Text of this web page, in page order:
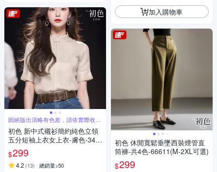
因絕版出清略有色差，請依實際收到
商品為主
初色 新中式襯衫簡約純色立領
五分短袖上衣女上衣-膚色-346
19(M-2XL可選)
$299
4.2 (13) 總銷量>50
加入購物車
初色 休閒寬鬆垂墜西裝煙管直
筒褲-共4色-66611(M-2XL可選)
$299